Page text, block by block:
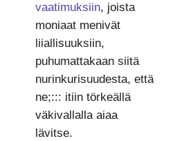
vaatimuksiin, joista
moniaat menivät
liiallisuuksiin,
puhumattakaan siitä
nurinkurisuudesta, että
ne;::: itiin törkeällä
väkivallalla aiaa
lävitse.